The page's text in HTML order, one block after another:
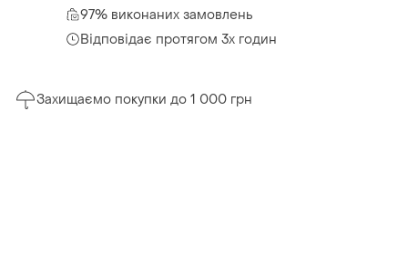
97% виконаних замовлень
Відповідає протягом 3х годин
Захищаємо покупки до 1 000 грн